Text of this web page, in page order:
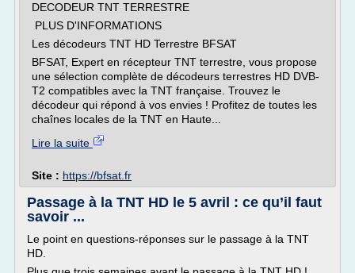
DECODEUR TNT TERRESTRE
PLUS D'INFORMATIONS
Les décodeurs TNT HD Terrestre BFSAT
BFSAT, Expert en récepteur TNT terrestre, vous propose
une sélection complète de décodeurs terrestres HD DVB-
T2 compatibles avec la TNT française. Trouvez le
décodeur qui répond à vos envies ! Profitez de toutes les
chaînes locales de la TNT en Haute...
Lire la suite
Site : https://bfsat.fr
Passage à la TNT HD le 5 avril : ce qu’il faut
savoir ...
Le point en questions-réponses sur le passage à la TNT
HD.